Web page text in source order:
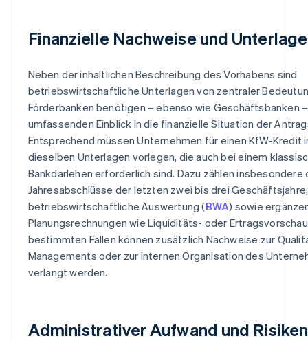
Finanzielle Nachweise und
Neben der inhaltlichen Beschreibung des Vorhabens sind
betriebswirtschaftliche Unterlagen von zentraler
Förderbanken benötigen – ebenso wie Geschäftsbanken
umfassenden Einblick in die finanzielle Situation der
Entsprechend müssen Unternehmen für einen KfW-Kredit
dieselben Unterlagen vorlegen, die auch bei einem
Bankdarlehen erforderlich sind. Dazu zählen insbesondere
Jahresabschlüsse der letzten zwei bis drei
betriebswirtschaftliche Auswertung (BWA) sowie
Planungsrechnungen wie Liquiditäts- oder
bestimmten Fällen können zusätzlich Nachweise zur
Managements oder zur internen Organisation des
verlangt werden.
Administrativer Aufwand und Risiken